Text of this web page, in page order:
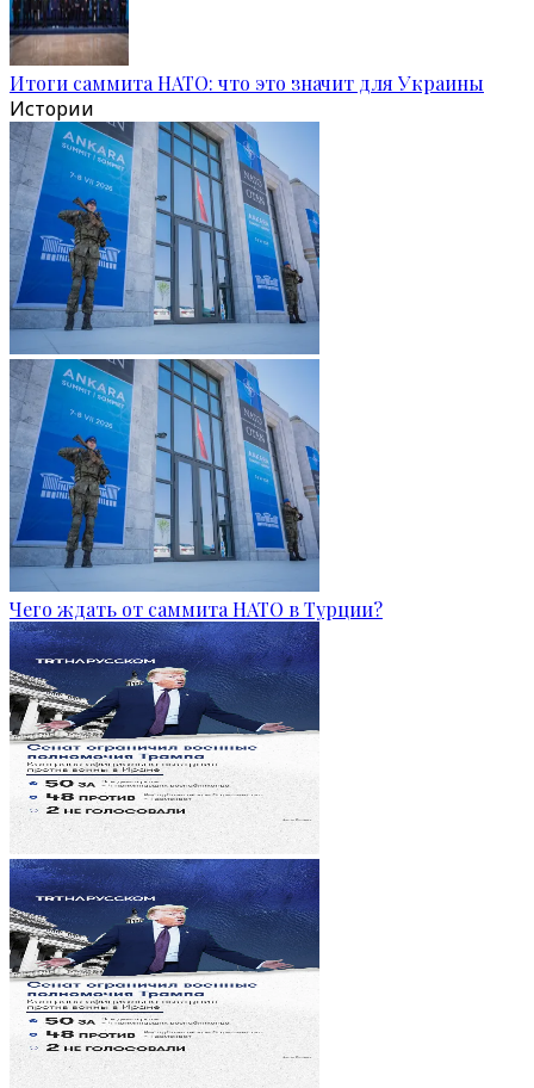
Итоги саммита НАТО: что это значит для Украины
Истории
Чего ждать от саммита НАТО в Турции?